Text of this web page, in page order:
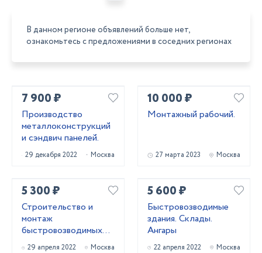
В данном регионе объявлений больше нет,
ознакомьтесь с предложениями в соседних регионах
7 900 ₽
Производство
металлоконструкций
и сэндвич панелей.
29 декабря 2022 Москва
10 000 ₽
Монтажный рабочий.
27 марта 2023 Москва
5 300 ₽
Строительство и
монтаж
быстровозводимых
зданий
29 апреля 2022 Москва
5 600 ₽
Быстровозводимые
здания. Склады.
Ангары
22 апреля 2022 Москва